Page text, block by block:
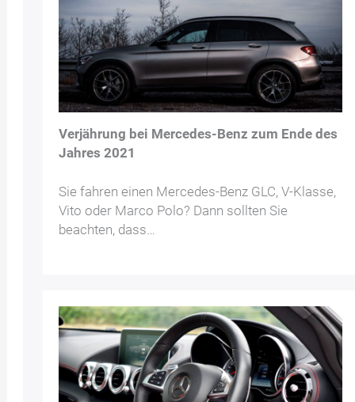
Verjährung bei Mercedes-Benz zum Ende des
Jahres 2021
Sie fahren einen Mercedes-Benz GLC, V-Klasse,
Vito oder Marco Polo? Dann sollten Sie
beachten, dass…